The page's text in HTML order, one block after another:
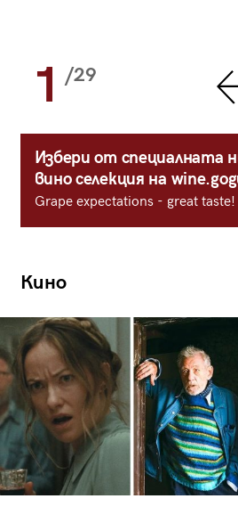
1 /29
Избери от специалната
вино селекция на
Grape expectations - great taste!
Кино